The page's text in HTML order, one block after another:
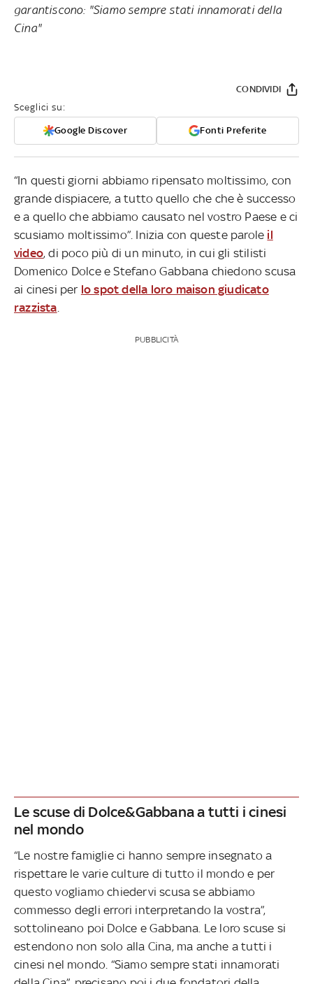
garantiscono: "Siamo sempre stati innamorati della
Cina"
Sceglici su:
Google Discover Fonti Preferite
CONDIVIDI
“In questi giorni abbiamo ripensato moltissimo, con
grande dispiacere, a tutto quello che che è successo
e a quello che abbiamo causato nel vostro Paese e ci
scusiamo moltissimo”. Inizia con queste parole il
video, di poco più di un minuto, in cui gli stilisti
Domenico Dolce e Stefano Gabbana chiedono scusa
ai cinesi per lo spot della loro maison giudicato
razzista
PUBBLICITÀ
Le scuse di Dolce&Gabbana a tutti i cinesi
nel mondo
“Le nostre famiglie ci hanno sempre insegnato a
rispettare le varie culture di tutto il mondo e per
questo vogliamo chiedervi scusa se abbiamo
commesso degli errori interpretando la vostra”,
sottolineano poi Dolce e Gabbana. Le loro scuse si
estendono non solo alla Cina, ma anche a tutti i
cinesi nel mondo. “Siamo sempre stati innamorati